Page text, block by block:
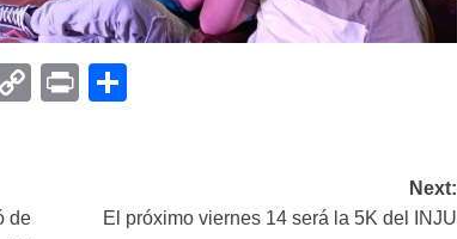
CopyPrint
de
Next:
El próximo viernes 14 será la 5K del INJU